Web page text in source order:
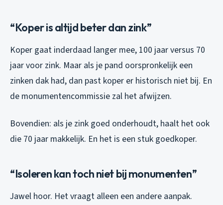
“Koper is altijd beter dan zink”
Koper gaat inderdaad langer mee, 100 jaar versus 70
jaar voor zink. Maar als je pand oorspronkelijk een
zinken dak had, dan past koper er historisch niet bij. En
de monumentencommissie zal het afwijzen.
Bovendien: als je zink goed onderhoudt, haalt het ook
die 70 jaar makkelijk. En het is een stuk goedkoper.
“Isoleren kan toch niet bij monumenten”
Jawel hoor. Het vraagt alleen een andere aanpak.